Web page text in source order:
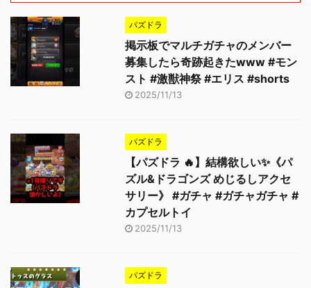
パズドラ
掲示板でマルチガチャのメンバー
募集したら奇跡起きたwww #モン
スト #激獣神祭 #エリス #shorts
2025/11/13
パズドラ
【パズドラ 🔥】結構欲しい✨《パ
ズル&ドラゴンズ めじるしアクセ
サリー》 #ガチャ #ガチャガチャ #
カプセルトイ
2025/11/13
パズドラ